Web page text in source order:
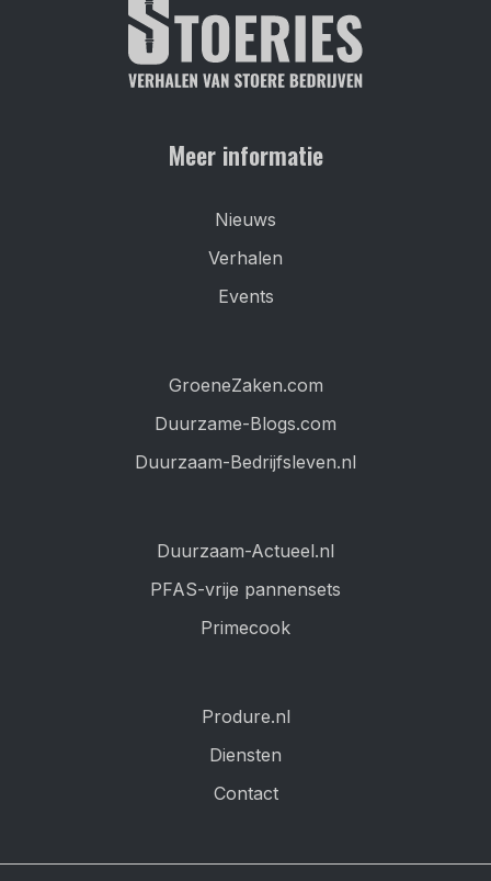
Meer informatie
Nieuws
Verhalen
Events
GroeneZaken.com
Duurzame-Blogs.com
Duurzaam-Bedrijfsleven.nl
Duurzaam-Actueel.nl
PFAS-vrije pannensets
Primecook
Produre.nl
Diensten
Contact